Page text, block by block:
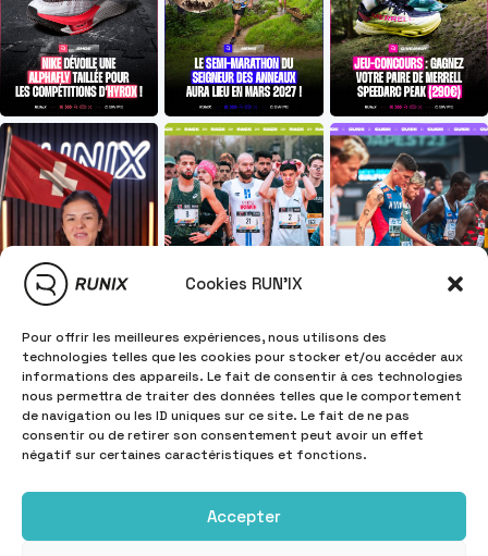
Cookies RUN'IX
Pour offrir les meilleures expériences, nous utilisons des
technologies telles que les cookies pour stocker et/ou accéder aux
informations des appareils. Le fait de consentir à ces technologies
nous permettra de traiter des données telles que le comportement
de navigation ou les ID uniques sur ce site. Le fait de ne pas
consentir ou de retirer son consentement peut avoir un effet
négatif sur certaines caractéristiques et fonctions.
Accepter